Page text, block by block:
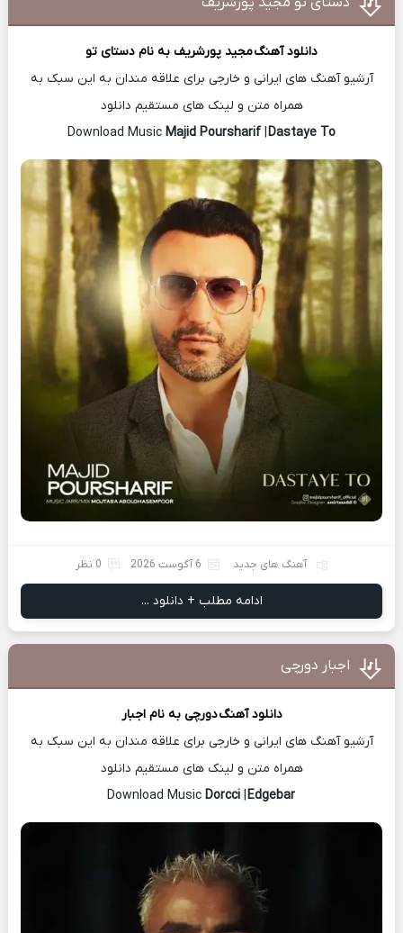
دانلود آهنگمجید پورشریف به نام دستای تو
آرشیو آهنگ های ایرانی و خارجی برای علاقه مندان به این سبک به
همراه متن و لینک های مستقیم دانلود
Download Music
Majid Poursharif|Dastaye To
آهنگ های جدید 6 آگوست 2026 0 نظر
ادامه مطلب + دانلود ...
اجبار دورچی
دانلود آهنگدورچی به نام اجبار
آرشیو آهنگ های ایرانی و خارجی برای علاقه مندان به این سبک به
همراه متن و لینک های مستقیم دانلود
Dorcci |Edgebar